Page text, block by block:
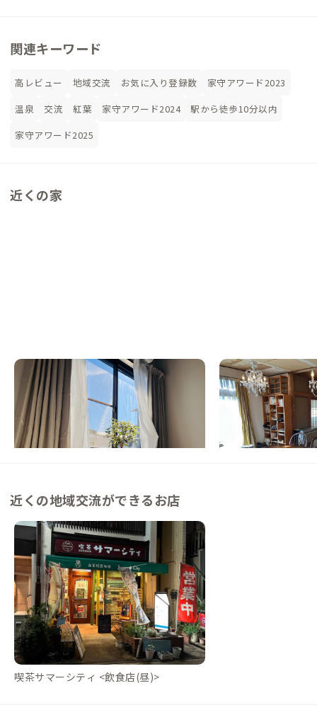
関連キーワード
高レビュー 地域交流 お気に入り登録数
家守アワード2023
温泉
交流 紅葉 家守アワード2024
駅から徒歩10分以内
家守アワード2025
近くの家
NEW 大磯A邸
神奈川県 戸建て
【海徒歩1分・駅徒歩8分】畳でくつろぐフ
ルリノベ・海辺の暮らしが叶う家
この家からの距離 8km
二宮A邸
神奈川県 戸建て
海と山の間で暮らす
この家からの距離 10km
近くの地域交流ができるお店
喫茶サマーシティ <飲食店(昼)>